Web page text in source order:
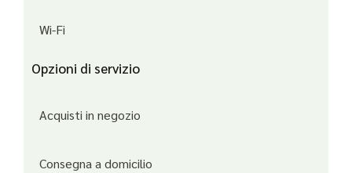
Wi-Fi
Opzioni di servizio
Acquisti in negozio
Consegna a domicilio